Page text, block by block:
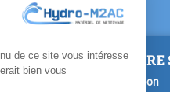
NOTRE
Livraison